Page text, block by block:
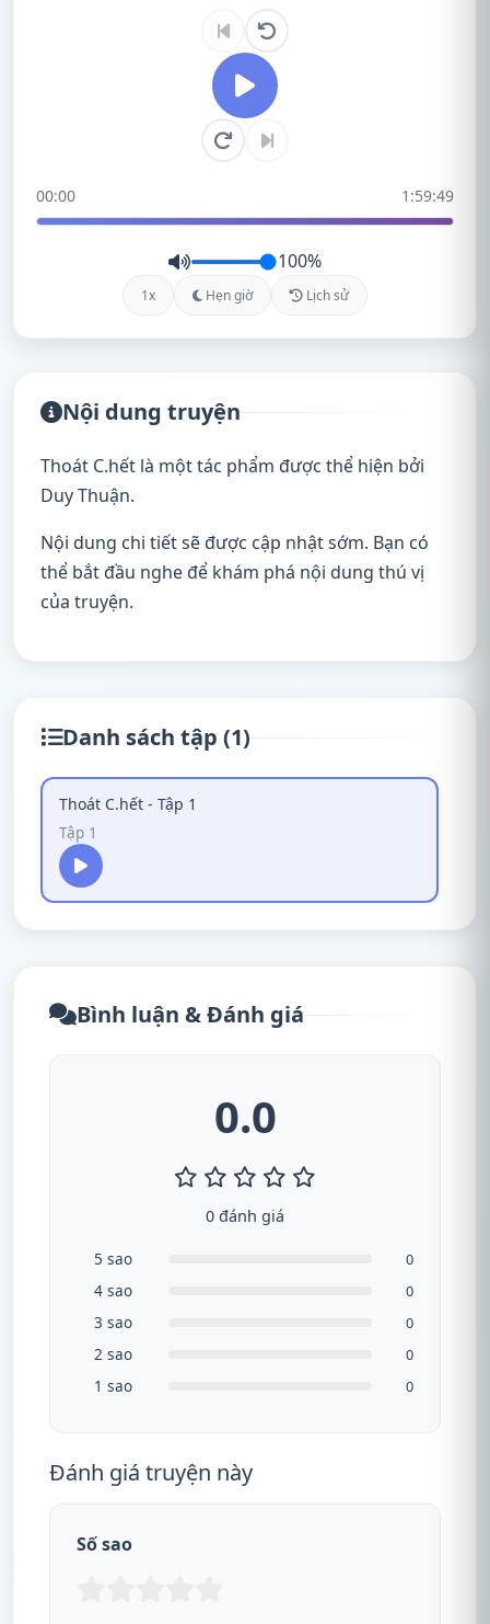
00:00 1:59:49
100%
1x Hẹn giờ Lịch sử
Nội dung truyện
Thoát C.hết là một tác phẩm được thể hiện bởi
Duy Thuận.
Nội dung chi tiết sẽ được cập nhật sớm. Bạn có
thể bắt đầu nghe để khám phá nội dung thú vị
của truyện.
Danh sách tập (1)
Thoát C.hết - Tập 1
Tập 1
Bình luận & Đánh giá
0.0
0 đánh giá
5 sao 0
4 sao 0
3 sao 0
2 sao 0
1 sao 0
Đánh giá truyện này
Số sao